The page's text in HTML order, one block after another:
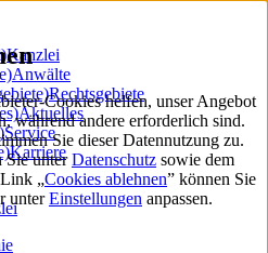
Kanzlei
Anwälte
Rechtsgebiete
Aktuelles
Service
Karriere
Cookies helfen, unser Angebot
während andere erforderlich sind.
Sie dieser Datennutzung zu.
Sie unterDatenschutz sowie dem
„Cookies ablehnen” können Sie
unterEinstellungen anpassen.